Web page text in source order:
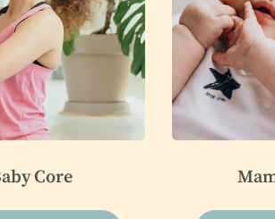
Core